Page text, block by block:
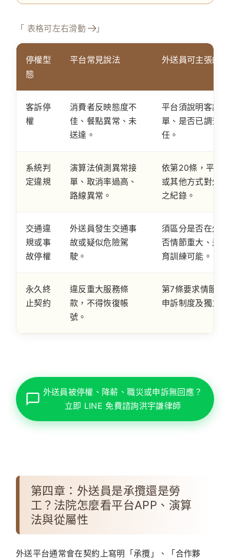
「 表格可左右滑動 」
停權型
態
平台常見說法 外送員可主張的
客訴停
權
消費者反映態度不
佳、餐點異常、未
送達。
平台須說明客訴
單、是否已調查
任。
系統判
定違規
演算法偵測異常接
單、取消率過高、
路線異常。
依第20條，平台
或其他方式對外
之紀錄。
交通違
規或事
故停權
外送員發生交通事
故或疑似危險駕
駛。
須區分是否在外
否情節重大、是
育訓練可能。
永久終
止契約
違反重大服務條
款，不得恢復帳
號。
第7條要求情節重
申訴制度及獨立
外送員被停權、降薪、職災或申訴無回應？
立即 LINE 免費諮詢洪宇謙律師
第四章：外送員是承攬還是勞
工？法院怎麼看平台APP、演算
法與從屬性
外送平台通常會在契約上寫明「承攬」、「合作夥